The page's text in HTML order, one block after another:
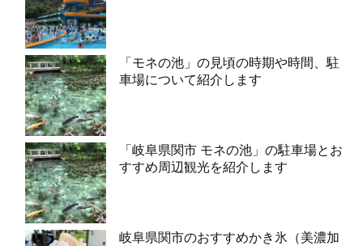
「モネの池」の見頃の時期や時間、駐
車場について紹介します
「岐阜県関市 モネの池」の駐車場とお
すすめ周辺観光を紹介します
岐阜県関市のおすすめかき氷（美濃加